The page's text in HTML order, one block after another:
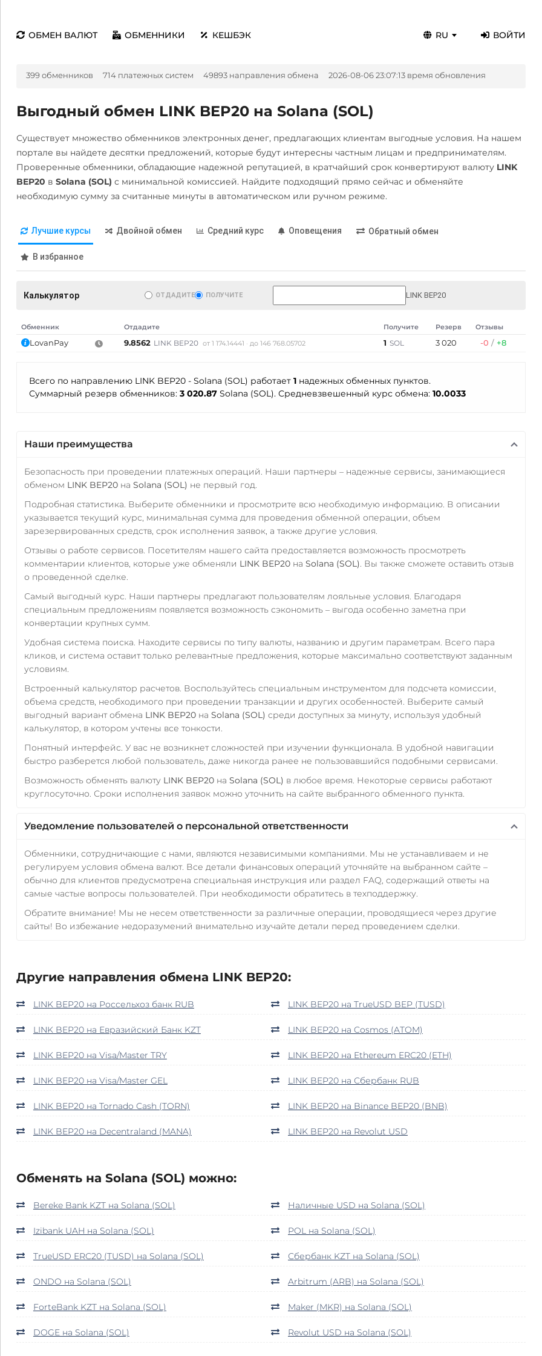
ОБМЕН ВАЛЮТ ОБМЕННИКИ КЕШБЭК RU ВОЙТИ
399 обменников 714 платежных систем 49893 направления обмена 2026-08-06 23:07:13 время обновления
Выгодный обмен LINK BEP20 на Solana (SOL)
Существует множество обменников электронных денег, предлагающих клиентам выгодные условия. На нашем
портале вы найдете десятки предложений, которые будут интересны частным лицам и предпринимателям.
Проверенные обменники, обладающие надежной репутацией, в кратчайший срок конвертируют валюту LINK
BEP20 в Solana (SOL) с минимальной комиссией. Найдите подходящий прямо сейчас и обменяйте
необходимую сумму за считанные минуты в автоматическом или ручном режиме.
Лучшие курсы Двойной обмен Средний курс Оповещения Обратный обмен
В избранное
Калькулятор ОТДАДИТЕ ПОЛУЧИТЕ LINK BEP20
Обменник Отдадите Получите Резерв Отзывы
LovanPay 9.8562 LINK BEP20 от 1 174.14441 до 146 768.05702 1 SOL 3 020 -0 / +8
Всего по направлению LINK BEP20 - Solana (SOL) работает 1надежных обменных пунктов.
Суммарный резерв обменников: 3 020.87Solana (SOL). Средневзвешенный курс обмена: 10.0033
Наши преимущества
Безопасность при проведении платежных операций. Наши партнеры – надежные сервисы, занимающиеся
обменом LINK BEP20на Solana (SOL) не первый год.
Подробная статистика. Выберите обменники и просмотрите всю необходимую информацию. В описании
указывается текущий курс, минимальная сумма для проведения обменной операции, объем
зарезервированных средств, срок исполнения заявок, а также другие условия.
Отзывы о работе сервисов. Посетителям нашего сайта предоставляется возможность просмотреть
комментарии клиентов, которые уже обменяли LINK BEP20на Solana (SOL). Вы также сможете оставить отзыв
о проведенной сделке.
Самый выгодный курс. Наши партнеры предлагают пользователям лояльные условия. Благодаря
специальным предложениям появляется возможность сэкономить – выгода особенно заметна при
конвертации крупных сумм.
Удобная система поиска. Находите сервисы по типу валюты, названию и другим параметрам. Всего пара
кликов, и система оставит только релевантные предложения, которые максимально соответствуют заданным
условиям.
Встроенный калькулятор расчетов. Воспользуйтесь специальным инструментом для подсчета комиссии,
объема средств, необходимого при проведении транзакции и других особенностей. Выберите самый
выгодный вариант обмена LINK BEP20на Solana (SOL) среди доступных за минуту, используя удобный
калькулятор, в котором учтены все тонкости.
Понятный интерфейс. У вас не возникнет сложностей при изучении функционала. В удобной навигации
быстро разберется любой пользователь, даже никогда ранее не пользовавшийся подобными сервисами.
Возможность обменять валюту LINK BEP20на Solana (SOL) в любое время. Некоторые сервисы работают
круглосуточно. Сроки исполнения заявок можно уточнить на сайте выбранного обменного пункта.
Уведомление пользователей о персональной ответственности
Обменники, сотрудничающие с нами, являются независимыми компаниями. Мы не устанавливаем и не
регулируем условия обмена валют. Все детали финансовых операций уточняйте на выбранном сайте –
обычно для клиентов предусмотрена специальная инструкция или раздел FAQ, содержащий ответы на
самые частые вопросы пользователей. При необходимости обратитесь в техподдержку.
Обратите внимание! Мы не несем ответственности за различные операции, проводящиеся через другие
сайты! Во избежание недоразумений внимательно изучайте детали перед проведением сделки.
Другие направления обмена LINK BEP20:
LINK BEP20 на Россельхоз банк RUB LINK BEP20 на TrueUSD BEP (TUSD)
LINK BEP20 на Евразийский Банк KZT LINK BEP20 на Cosmos (ATOM)
LINK BEP20 на Visa/Master TRY LINK BEP20 на Ethereum ERC20 (ETH)
LINK BEP20 на Visa/Master GEL LINK BEP20 на Сбербанк RUB
LINK BEP20 на Tornado Cash (TORN) LINK BEP20 на Binance BEP20 (BNB)
LINK BEP20 на Decentraland (MANA) LINK BEP20 на Revolut USD
Обменять на Solana (SOL) можно:
Bereke Bank KZT на Solana (SOL) Наличные USD на Solana (SOL)
Izibank UAH на Solana (SOL) POL на Solana (SOL)
TrueUSD ERC20 (TUSD) на Solana (SOL) Сбербанк KZT на Solana (SOL)
ONDO на Solana (SOL) Arbitrum (ARB) на Solana (SOL)
ForteBank KZT на Solana (SOL) Maker (MKR) на Solana (SOL)
DOGE на Solana (SOL) Revolut USD на Solana (SOL)